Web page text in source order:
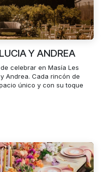
Y ANDREA
celebrar en Masía Les
Andrea. Cada rincón de
único y con su toque